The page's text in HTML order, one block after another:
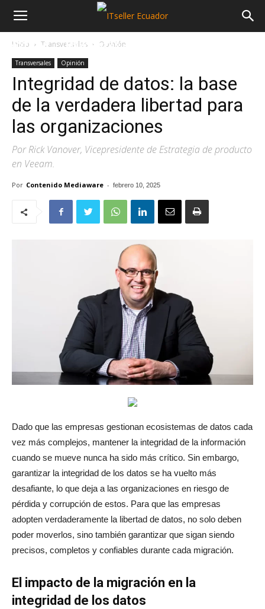
NOTICIAS MAYORISTAS
Inicio Transversales Opinión
Transversales Opinión
Integridad de datos: la base
de la verdadera libertad para
las organizaciones
Por Rick Vanover, Vicepresidente de Estrategia de producto
en Veeam.
Por Contenido Mediaware - febrero 10, 2025
Dado que las empresas gestionan ecosistemas de datos cada
vez más complejos, mantener la integridad de la información
cuando se mueve nunca ha sido más crítico. Sin embargo,
garantizar la integridad de los datos se ha vuelto más
desafiante, lo que deja a las organizaciones en riesgo de
pérdida y corrupción de estos. Para que las empresas
adopten verdaderamente la libertad de datos, no solo deben
poder moverlos, sino también garantizar que sigan siendo
precisos, completos y confiables durante cada migración.
El impacto de la migración en la
integridad de los datos